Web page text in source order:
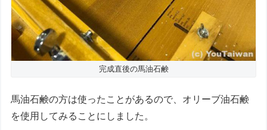
完成直後の馬油石鹸
馬油石鹸の方は使ったことがあるので、オリーブ油石鹸
を使用してみることにしました。